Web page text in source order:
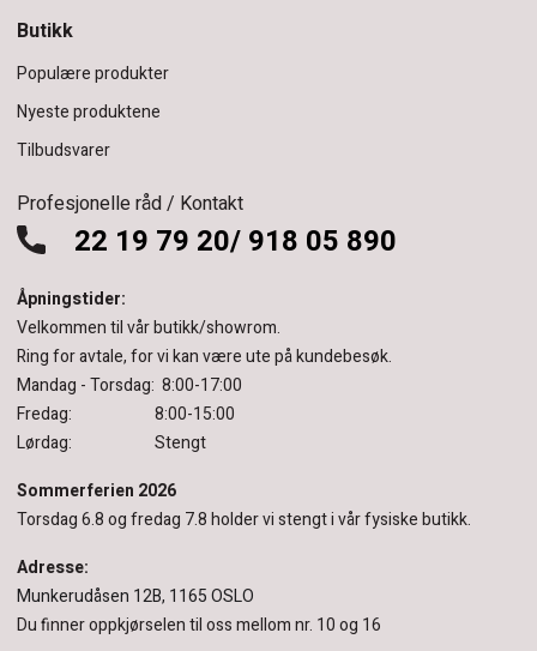
Butikk
Populære produkter
Nyeste produktene
Tilbudsvarer
Profesjonelle råd / Kontakt
22 19 79 20/ 918 05 890
Åpningstider:
Velkommen til vår butikk/showrom.
Ring for avtale, for vi kan være ute på kundebesøk.
Mandag - Torsdag: 8:00-17:00
Fredag: 8:00-15:00
Lørdag: Stengt
Sommerferien 2026
Torsdag 6.8 og fredag 7.8 holder vi stengt i vår fysiske butikk.
Adresse:
Munkerudåsen 12B, 1165 OSLO
Du finner oppkjørselen til oss mellom nr. 10 og 16